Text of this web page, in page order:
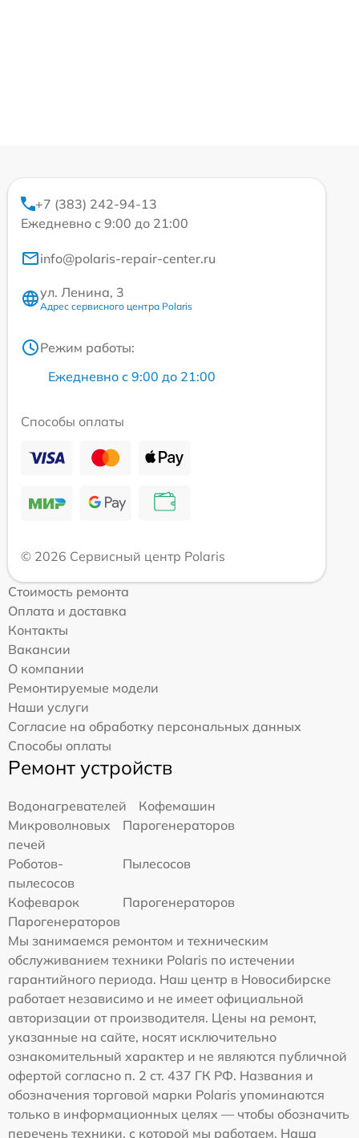
+7 (383) 242-94-13
Ежедневно с 9:00 до 21:00
info@polaris-repair-center.ru
ул. Ленина, 3
Адрес сервисного центра Polaris
Режим работы:
Ежедневно с 9:00 до 21:00
Способы оплаты
© 2026 Сервисный центр Polaris
Стоимость ремонта
Оплата и доставка
Контакты
Вакансии
О компании
Ремонтируемые модели
Наши услуги
Согласие на обработку персональных данных
Способы оплаты
Ремонт устройств
Водонагревателей
Кофемашин
Микроволновых
печей
Парогенераторов
Роботов-
пылесосов
Пылесосов
Кофеварок
Парогенераторов
Парогенераторов
Мы занимаемся ремонтом и техническим
обслуживанием техники Polaris по истечении
гарантийного периода. Наш центр в Новосибирске
работает независимо и не имеет официальной
авторизации от производителя. Цены на ремонт,
указанные на сайте, носят исключительно
ознакомительный характер и не являются публичной
офертой согласно п. 2 ст. 437 ГК РФ. Названия и
обозначения торговой марки Polaris упоминаются
только в информационных целях — чтобы обозначить
перечень техники, с которой мы работаем. Наша